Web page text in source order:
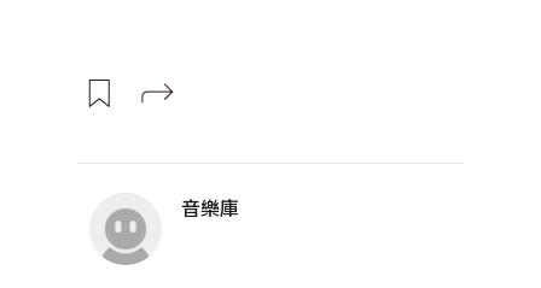
音樂庫